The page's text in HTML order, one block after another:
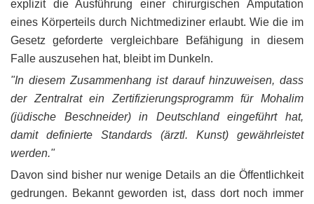
explizit die Ausführung einer chirurgischen Amputation
eines Körperteils durch Nichtmediziner erlaubt. Wie die im
Gesetz geforderte vergleichbare Befähigung in diesem
Falle auszusehen hat, bleibt im Dunkeln.
"In diesem Zusammenhang ist darauf hinzuweisen, dass
der Zentralrat ein Zertifizierungsprogramm für Mohalim
(jüdische Beschneider) in Deutschland eingeführt hat,
damit definierte Standards (ärztl. Kunst) gewährleistet
werden."
Davon sind bisher nur wenige Details an die Öffentlichkeit
gedrungen. Bekannt geworden ist, dass dort noch immer